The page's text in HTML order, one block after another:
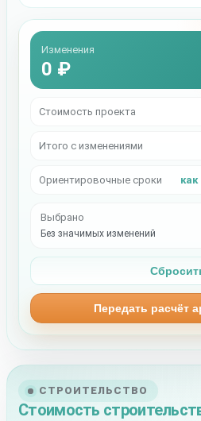
СТРОИТЕЛЬСТВО
Стоимость
Изменения
0 ₽
Стоимость проекта
Итого с изменениями
Ориентировочные сроки
Выбрано
Без значимых изменений
Передать расчёт